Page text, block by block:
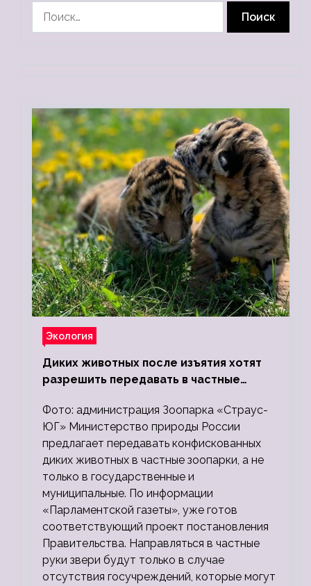
Экология
Диких животных после изъятия хотят
разрешить передавать в частные
Фото: администрация Зоопарка «Страус-
ЮГ» Министерство природы России
предлагает передавать конфискованных
диких животных в частные зоопарки, а не
только в государственные и
муниципальные. По информации
«Парламентской газеты», уже готов
соответствующий проект постановления
Правительства. Направляться в частные
руки звери будут только в случае
отсутствия госучреждений, которые могут